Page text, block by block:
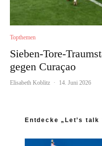
Topthemen
Sieben-Tore-
gegen Curaçao
Elisabeth Koblitz · 14. Juni 2026
Entdecke „Let’s